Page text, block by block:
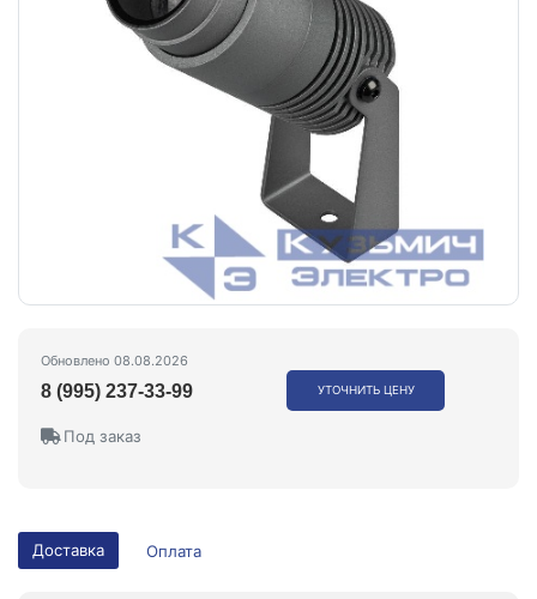
Обновлено 08.08.2026
8 (995) 237-33-99 УТОЧНИТЬ ЦЕНУ
Под заказ
Доставка Оплата